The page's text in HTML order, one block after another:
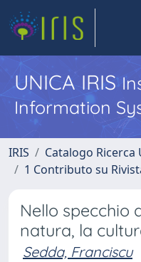
UNICA IRIS
Information
IRIS
Catalogo
1 Contributo su
Nello specchio
natura, la
Sedda, Franciscu